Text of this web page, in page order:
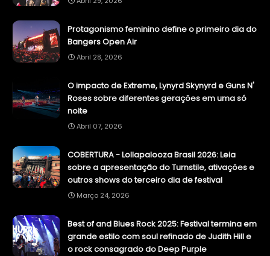
Protagonismo feminino define o primeiro dia do
Bangers Open Air
Abril 28, 2026
O impacto de Extreme, Lynyrd Skynyrd e Guns N'
Roses sobre diferentes gerações em uma só
noite
Abril 07, 2026
COBERTURA - Lollapalooza Brasil 2026: Leia
sobre a apresentação do Turnstile, ativações e
outros shows do terceiro dia de festival
Março 24, 2026
Best of and Blues Rock 2025: Festival termina em
grande estilo com soul refinado de Judith Hill e
o rock consagrado do Deep Purple